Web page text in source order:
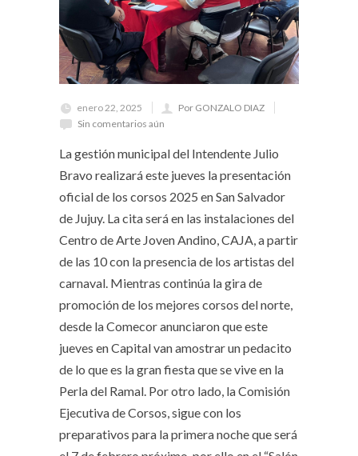
enero 22, 2025
Por GONZALO DIAZ
Sin comentarios aún
La gestión municipal del Intendente Julio
Bravo realizará este jueves la presentación
oficial de los corsos 2025 en San Salvador
de Jujuy. La cita será en las instalaciones del
Centro de Arte Joven Andino, CAJA, a partir
de las 10 con la presencia de los artistas del
carnaval. Mientras continúa la gira de
promoción de los mejores corsos del norte,
desde la Comecor anunciaron que este
jueves en Capital van amostrar un pedacito
de lo que es la gran fiesta que se vive en la
Perla del Ramal. Por otro lado, la Comisión
Ejecutiva de Corsos, sigue con los
preparativos para la primera noche que será